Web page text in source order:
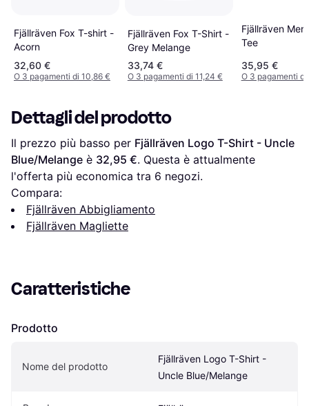
Fjällräven Fox T-shirt -
Acorn
32,60 €
O 3 pagamenti di 10,86 €
Fjällräven Fox T-Shirt -
Grey Melange
33,74 €
O 3 pagamenti di 11,24 €
Fjällräven
Tee
35,95 €
O 3 pagamenti di
Dettagli del prodotto
Il prezzo più basso per Fjällräven Logo T-Shirt - Uncle
Blue/Melange è 32,95 €. Questa è attualmente
l'offerta più economica tra 6 negozi.
Compara:
Fjällräven Abbigliamento
Fjällräven Magliette
Caratteristiche
Prodotto
Nome del prodotto
Fjällräven Logo T-Shirt -
Uncle Blue/Melange